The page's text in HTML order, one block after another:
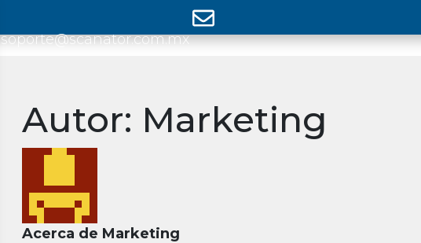
soporte@scanator.com.mx
Autor: Marketing
Acerca de Marketing